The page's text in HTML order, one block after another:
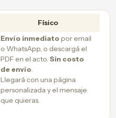
Físico
Envío inmediato por email
o WhatsApp, o descargá el
PDF en el acto. Sin costo
de envío.
Llegará con una página
personalizada y el mensaje
que quieras.